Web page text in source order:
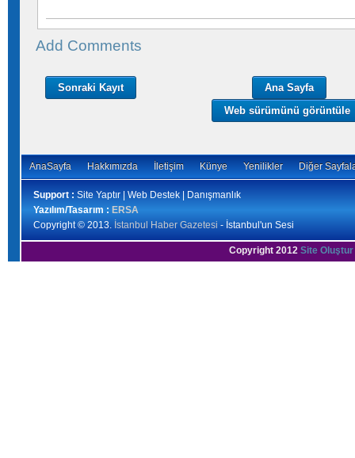
Add Comments
Sonraki Kayıt
Ana Sayfa
Web sürümünü görüntüle
AnaSayfa Hakkımızda İletişim Künye Yenilikler Diğer
Support : Site Yaptır | Web Destek | Danışmanlık
Yazılım/Tasarım : ERSA
Copyright © 2013. İstanbul Haber Gazetesi - İstanbul'un Sesi
Copyright 2012 Site Oluştur